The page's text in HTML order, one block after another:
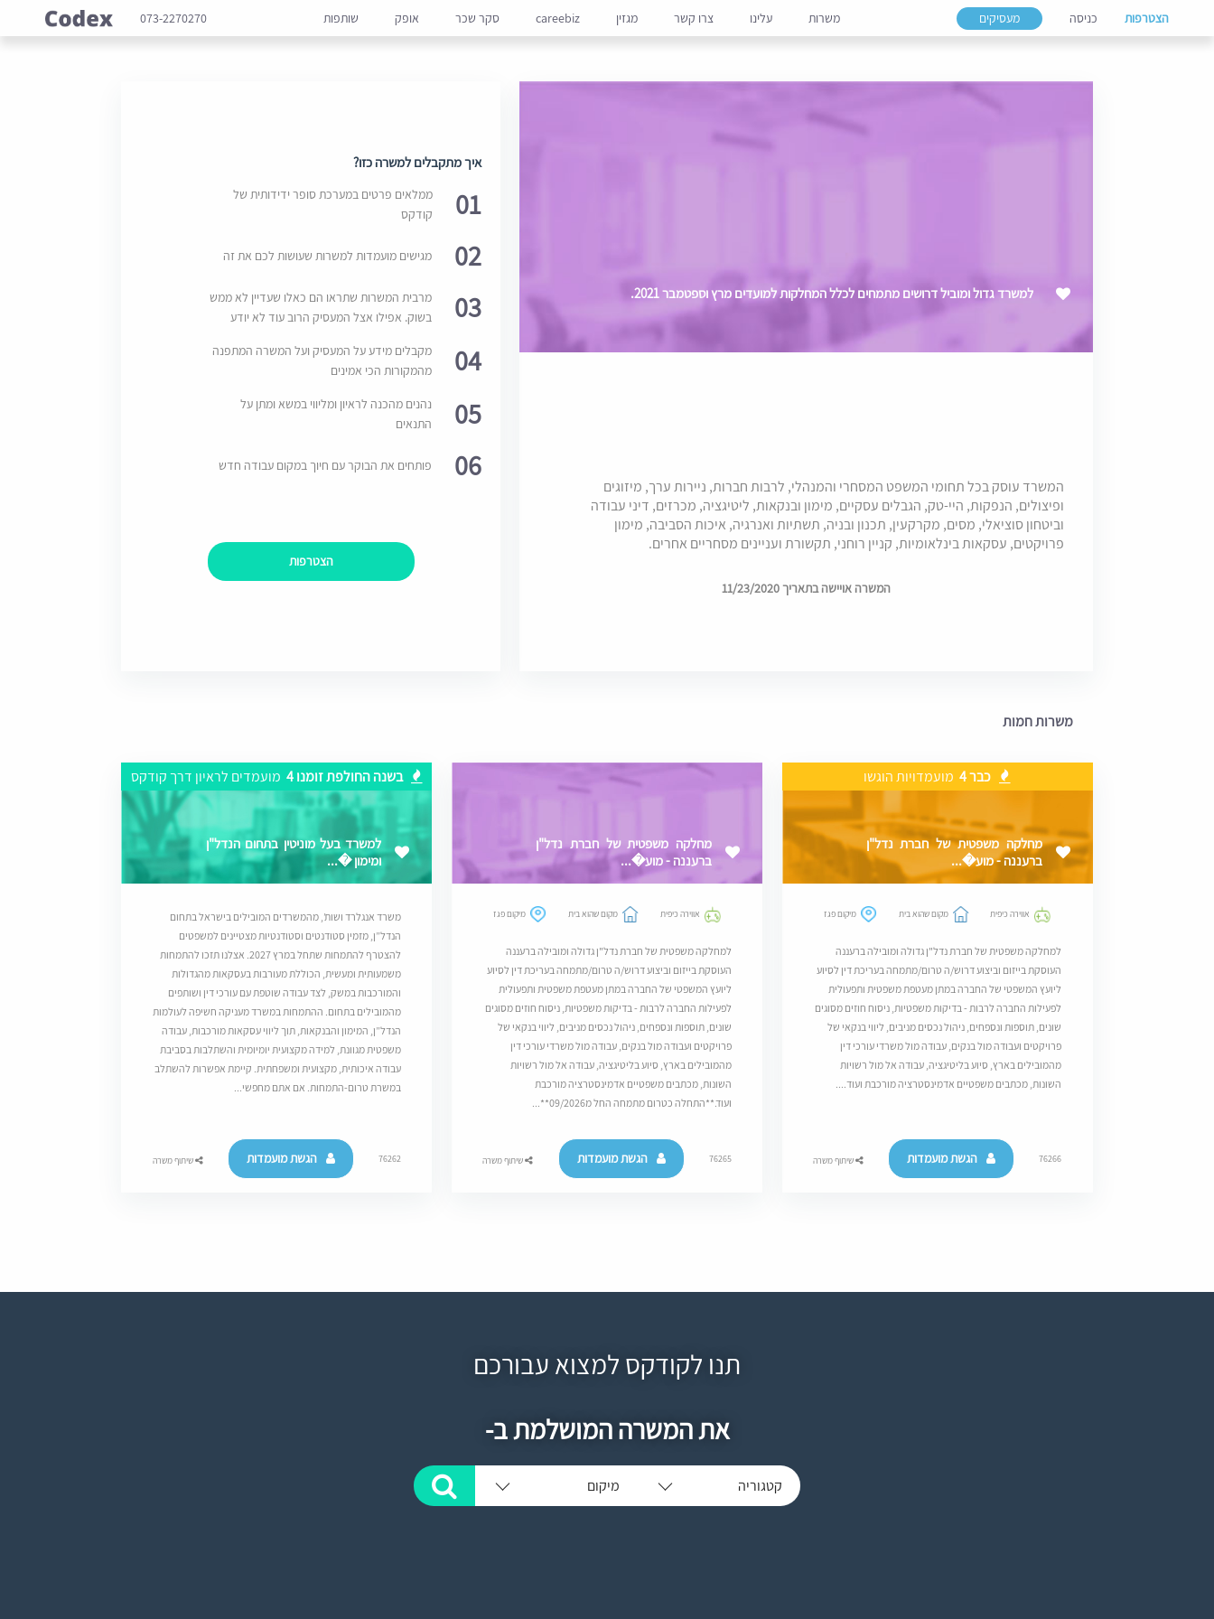
הצטרפות כניסה מעסיקים משרות עלינו צרו קשר מגזין careebiz סקר שכר אופק שותפות 073-2270270
למשרד גדול ומוביל דרושים מתמחים לכלל המחלקות למועדים מרץ וספטמבר 2021.
המשרד עוסק בכל תחומי המשפט המסחרי והמנהלי, לרבות חברות, ניירות ערך, מיזוגים
ופיצולים, הנפקות, היי-טק, הגבלים עסקיים, מימון ובנקאות, ליטיגציה, מכרזים, דיני עבודה
וביטחון סוציאלי, מסים, מקרקעין, תכנון ובניה, תשתיות ואנרגיה, איכות הסביבה, מימון
פרויקטים, עסקאות בינלאומיות, קניין רוחני, תקשורת ועניינים מסחריים אחרים.
המשרה אויישה בתאריך 11/23/2020
איך מתקבלים למשרה כזו?
01
ממלאים פרטים במערכת סופר ידידותית של
קודקס
02 מגישים מועמדות למשרות שעושות לכם את זה
03
מרבית המשרות שתראו הם כאלו שעדיין לא ממש
בשוק. אפילו אצל המעסיק הרוב עוד לא יודע
04
מקבלים מידע על המעסיק ועל המשרה המתפנה
מהמקורות הכי אמינים
05
נהנים מהכנה לראיון ומליווי במשא ומתן על
התנאים
06 פותחים את הבוקר עם חיוך במקום עבודה חדש
הצטרפות
משרות חמות
כבר 4 מועמדויות הוגשו
מחלקה משפטית של חברת נדל"ן
ברעננה - מוע�...
אווירה כיפית מקום שהוא בית מיקום פגז
למחלקה משפטית של חברת נדל"ן גדולה ומובילה ברעננה
העוסקת בייזום וביצוע דרוש/ה טרום/מתמחה בעריכת דין לסיוע
ליועץ המשפטי של החברה במתן מעטפת משפטית ותפעולית
לפעילות החברה לרבות - בדיקות משפטיות, ניסוח חוזים מסוגים
שונים, תוספות ונספחים, ניהול נכסים מניבים, ליווי בנקאי של
פרויקטים ועבודה מול בנקים, עבודה מול משרדי עורכי דין
מהמובילים בארץ, סיוע בליטיגציה, עבודה אל מול רשויות
השונות, מכתבים משפטיים אדמינסטרציה מורכבת ועוד....
76266 הגשת מועמדות שיתוף משרה
מחלקה משפטית של חברת נדל"ן
ברעננה - מוע�...
אווירה כיפית מקום שהוא בית מיקום פגז
למחלקה משפטית של חברת נדל"ן גדולה ומובילה ברעננה
העוסקת בייזום וביצוע דרוש/ה טרום/מתמחה בעריכת דין לסיוע
ליועץ המשפטי של החברה במתן מעטפת משפטית ותפעולית
לפעילות החברה לרבות - בדיקות משפטיות, ניסוח חוזים מסוגים
שונים, תוספות ונספחים, ניהול נכסים מניבים, ליווי בנקאי של
פרויקטים ועבודה מול בנקים, עבודה מול משרדי עורכי דין
מהמובילים בארץ, סיוע בליטיגציה, עבודה אל מול רשויות
השונות, מכתבים משפטיים אדמינסטרציה מורכבת
ועוד.**התחלה כטרום מתמחה החל מ09/2026**...
76265 הגשת מועמדות שיתוף משרה
בשנה החולפת זומנו 4 מועמדים לראיון דרך קודקס
למשרד בעל מוניטין בתחום הנדל"ן
ומימון �...
משרד אנגלרד ושות’, מהמשרדים המובילים בישראל בתחום
הנדל”ן, מזמין סטודנטים וסטודנטיות מצטיינים למשפטים
להצטרף להתמחות שתחל במרץ 2027. אצלנו תזכו להתמחות
משמעותית ומעשית, הכוללת מעורבות בעסקאות מהגדולות
והמורכבות במשק, לצד עבודה שוטפת עם עורכי דין ושותפים
מהמובילים בתחום. ההתמחות במשרד מעניקה חשיפה לעולמות
הנדל”ן, המימון והבנקאות, תוך ליווי עסקאות מורכבות, עבודה
משפטית מגוונת, למידה מקצועית יומיומית והשתלבות בסביבת
עבודה איכותית, מקצועית ומשפחתית. קיימת אפשרות להשתלב
במשרת טרום-התמחות. אם אתם מחפשי...
76262 הגשת מועמדות שיתוף משרה
תנו לקודקס למצוא עבורכם
את המשרה המושלמת ב-
קטגוריה מיקום